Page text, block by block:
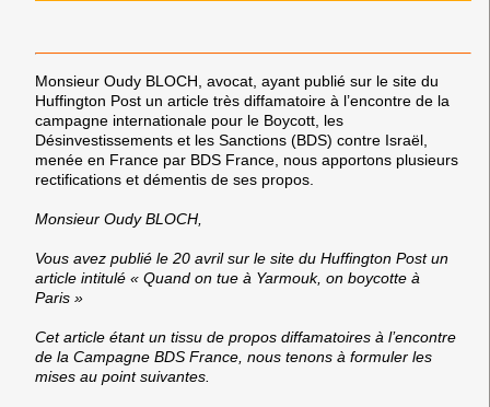
Monsieur Oudy BLOCH, avocat, ayant publié sur le site du
Huffington Post un article très diffamatoire à l’encontre de la
campagne internationale pour le Boycott, les
Désinvestissements et les Sanctions (BDS) contre Israël,
menée en France par BDS France, nous apportons plusieurs
rectifications et démentis de ses propos.
Monsieur Oudy BLOCH,
Vous avez publié le 20 avril sur le site du Huffington Post un
article intitulé « Quand on tue à Yarmouk, on boycotte à
Paris »
Cet article étant un tissu de propos diffamatoires à l’encontre
de la Campagne BDS France, nous tenons à formuler les
mises au point suivantes.